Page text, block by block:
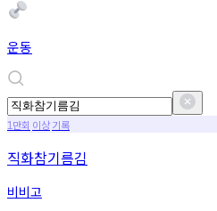
운동
1 만회 이상기록
직화참기름김
비비고